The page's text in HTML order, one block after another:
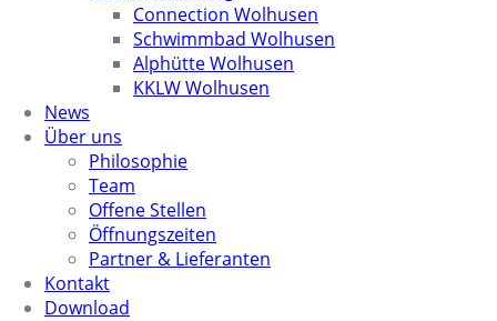
Connection Wolhusen
Schwimmbad Wolhusen
Alphütte Wolhusen
KKLW Wolhusen
News
Über uns
Philosophie
Team
Offene Stellen
Öffnungszeiten
Partner & Lieferanten
Kontakt
Download